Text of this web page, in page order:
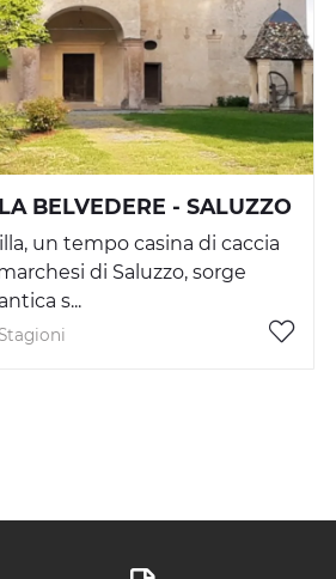
BELVEDERE - SALUZZO
un tempo casina di caccia
di Saluzzo, sorge
s...